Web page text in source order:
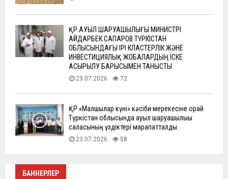
ҚР АУЫЛ ШАРУАШЫЛЫҒЫ МИНИСТРІ
АЙДАРБЕК САПАРОВ ТҮРКІСТАН
ОБЛЫСЫНДАҒЫ ІРІ КЛАСТЕРЛІК ЖӘНЕ
ИНВЕСТИЦИЯЛЫҚ ЖОБАЛАРДЫҢ ІСКЕ
АСЫРЫЛУ БАРЫСЫМЕН ТАНЫСТЫ
23.07.2026 72
ҚР «Малшылар күні» кәсіби мерекесіне орай
Түркістан облысында ауыл шаруашылығы
саласының үздіктері марапатталды
23.07.2026 58
БАННЕРЛЕР